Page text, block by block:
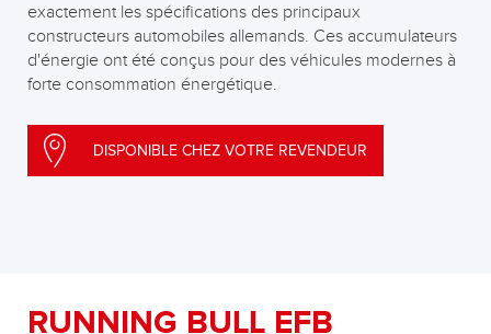
exactement les spécifications des principaux
constructeurs automobiles allemands. Ces accumulateurs
d'énergie ont été conçus pour des véhicules modernes à
forte consommation énergétique.
DISPONIBLE CHEZ VOTRE REVENDEUR
RUNNING BULL EFB